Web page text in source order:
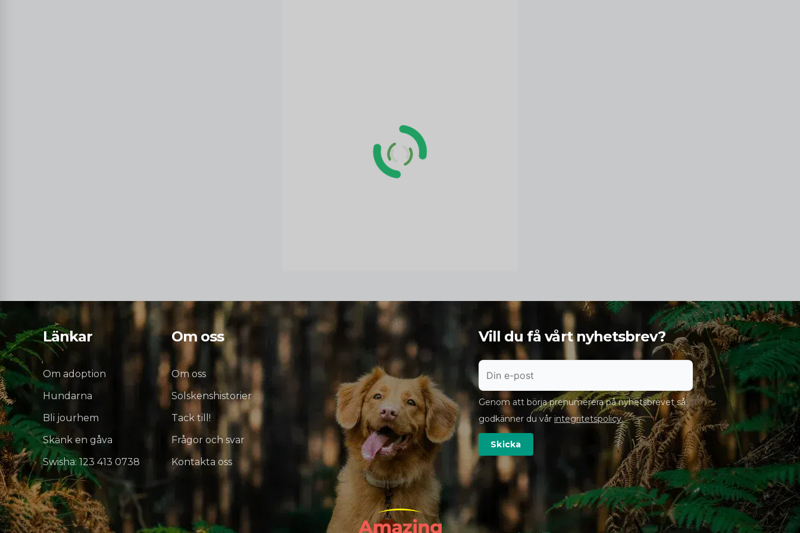
Länkar
Om adoption
Hundarna
Bli jourhem
Skänk en gåva
Swisha: 123 413 0738
Om oss
Om oss
Solskenshistorier
Tack till!
Frågor och svar
Kontakta oss
Vill du få vårt nyhetsbrev?
Genom att börja prenumerera på nyhetsbrevet så
godkänner du vår integritetspolicy.